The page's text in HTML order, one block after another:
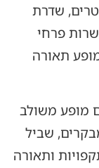
שדרת
פרחי
תאורה
מופע משולב
שביל
ותאורה